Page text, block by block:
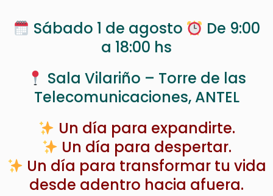
Sábado 1 de agosto
De 9:00
a 18:00 hs
Sala Vilariño – Torre de las
Telecomunicaciones, ANTEL
Un día para expandirte.
Un día para despertar.
Un día para transformar tu vida
desde adentro hacia afuera.